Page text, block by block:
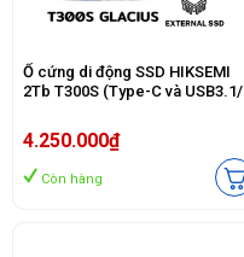
Ổ cứng di động SSD HIKSEMI
2Tb T300S (Type-C và USB3.1/
4.250.000₫
Còn hàng